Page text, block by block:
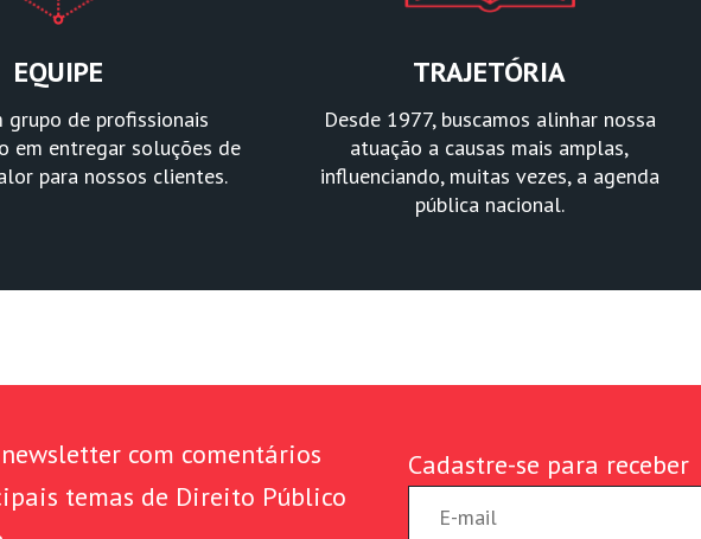
EQUIPE
grupo de profissionais
em entregar soluções de
para nossos clientes.
TRAJETÓRIA
Desde 1977, buscamos alinhar nossa
atuação a causas mais amplas,
influenciando, muitas vezes, a agenda
pública nacional.
newsletter com comentários
temas de Direito Público
Cadastre-se para receber